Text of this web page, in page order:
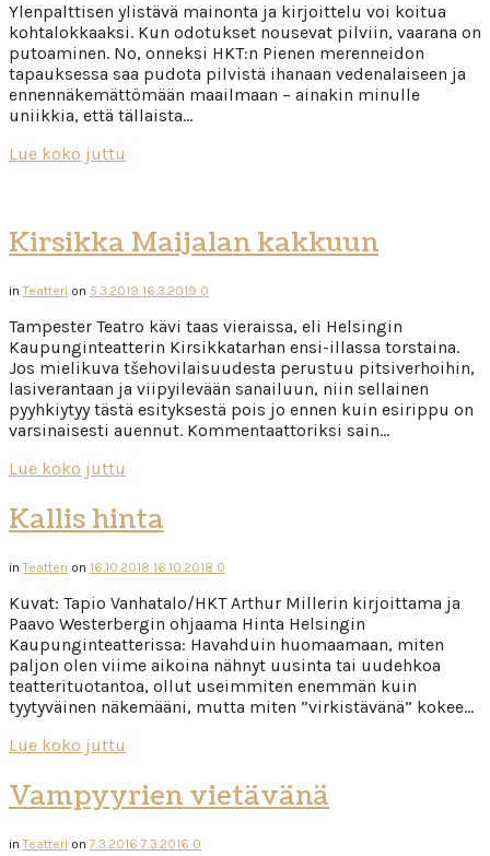
Ylenpalttisen ylistävä mainonta ja kirjoittelu voi koitua
kohtalokkaaksi. Kun odotukset nousevat pilviin, vaarana on
putoaminen. No, onneksi HKT:n Pienen merenneidon
tapauksessa saa pudota pilvistä ihanaan vedenalaiseen ja
ennennäkemättömään maailmaan – ainakin minulle
uniikkia, että tällaista…
Lue koko juttu
Kirsikka Maijalan kakkuun
inTeatteri on 5.3.2019 16.3.2019 0
Tampester Teatro kävi taas vieraissa, eli Helsingin
Kaupunginteatterin Kirsikkatarhan ensi-illassa torstaina.
Jos mielikuva tšehovilaisuudesta perustuu pitsiverhoihin,
lasiverantaan ja viipyilevään sanailuun, niin sellainen
pyyhkiytyy tästä esityksestä pois jo ennen kuin esirippu on
varsinaisesti auennut. Kommentaattoriksi sain…
Lue koko juttu
Kallis hinta
inTeatteri on 16.10.2018 16.10.2018 0
Kuvat: Tapio Vanhatalo/HKT Arthur Millerin kirjoittama ja
Paavo Westerbergin ohjaama Hinta Helsingin
Kaupunginteatterissa: Havahduin huomaamaan, miten
paljon olen viime aikoina nähnyt uusinta tai uudehkoa
teatterituotantoa, ollut useimmiten enemmän kuin
tyytyväinen näkemääni, mutta miten ”virkistävänä” kokee…
Lue koko juttu
Vampyyrien vietävänä
inTeatteri on 7.3.2016 7.3.2016 0